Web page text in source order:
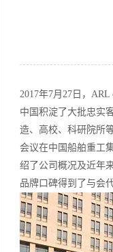
2017年7月27日，
中国积淀了大批忠实
造、高校、科研院所
会议在中国船舶重工
绍了公司概况及近年
品牌口碑得到了与会